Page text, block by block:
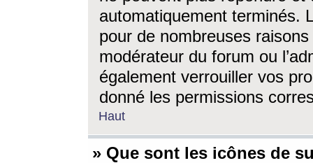
automatiquement terminés.
pour de nombreuses
modérateur du forum ou
également verrouiller vos
donné les permissions
Haut
» Que sont les icônes de